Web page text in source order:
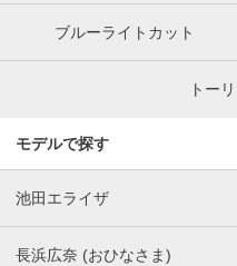
ブルーライトカット
トー
モデルで探す
池田エライザ
長浜広奈 (おひなさま)